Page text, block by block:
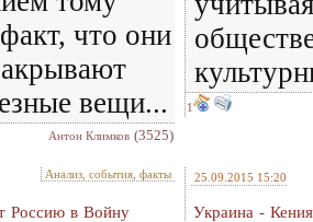
что они
вещи...
Антон Климков (3525)
1
Анализ, события, факты
Россию в Войну
25.09.2015 15:20
Украина -